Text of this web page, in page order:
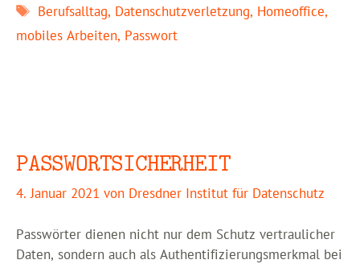
Schlagwörter
Berufsalltag, Datenschutzverletzung, Homeoffice,
mobiles Arbeiten, Passwort
PASSWORTSICHERHEIT
4. Januar 2021 von Dresdner Institut für Datenschutz
Passwörter dienen nicht nur dem Schutz vertraulicher
Daten, sondern auch als Authentifizierungsmerkmal bei